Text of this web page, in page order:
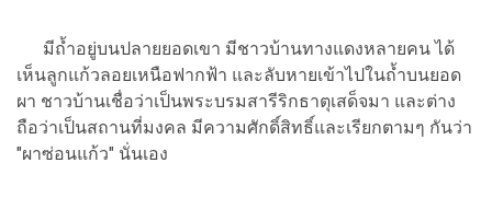
มีถ้ำอยู่บนปลายยอดเขา มีชาวบ้านทางแดงหลายคน ได้
เห็นลูกแก้วลอยเหนือฟากฟ้า และลับหายเข้าไปในถ้ำบนยอด
ผา ชาวบ้านเชื่อว่าเป็นพระบรมสารีริกธาตุเสด็จมา และต่าง
ถือว่าเป็นสถานที่มงคล มีความศักดิ์สิทธิ์และเรียกตามๆ กันว่า
"ผาซ่อนแก้ว" นั่นเอง